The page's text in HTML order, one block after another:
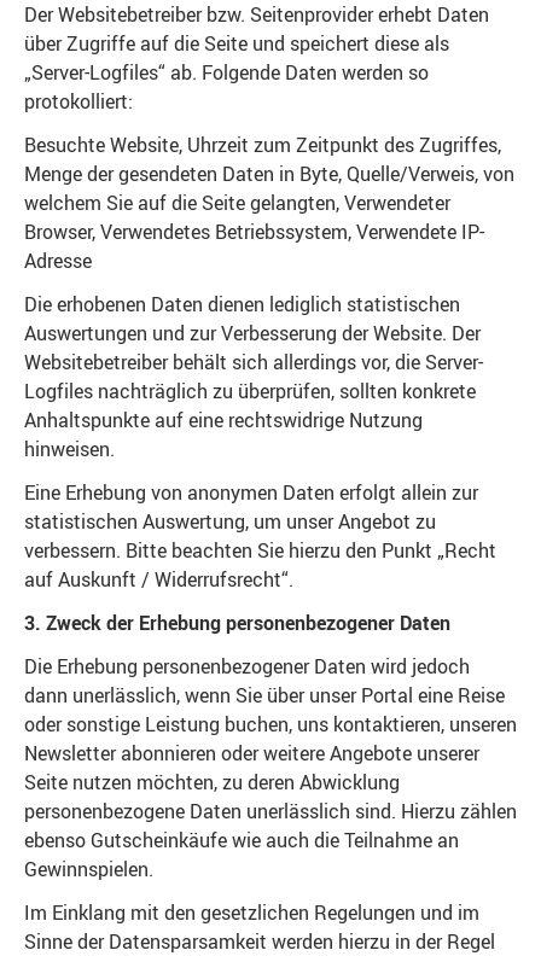
Der Websitebetreiber bzw. Seitenprovider erhebt Daten
über Zugriffe auf die Seite und speichert diese als
„Server-Logfiles“ ab. Folgende Daten werden so
protokolliert:
Besuchte Website, Uhrzeit zum Zeitpunkt des Zugriffes,
Menge der gesendeten Daten in Byte, Quelle/Verweis, von
welchem Sie auf die Seite gelangten, Verwendeter
Browser, Verwendetes Betriebssystem, Verwendete IP-
Adresse
Die erhobenen Daten dienen lediglich statistischen
Auswertungen und zur Verbesserung der Website. Der
Websitebetreiber behält sich allerdings vor, die Server-
Logfiles nachträglich zu überprüfen, sollten konkrete
Anhaltspunkte auf eine rechtswidrige Nutzung
hinweisen.
Eine Erhebung von anonymen Daten erfolgt allein zur
statistischen Auswertung, um unser Angebot zu
verbessern. Bitte beachten Sie hierzu den Punkt „Recht
auf Auskunft / Widerrufsrecht“.
3. Zweck der Erhebung personenbezogener Daten
Die Erhebung personenbezogener Daten wird jedoch
dann unerlässlich, wenn Sie über unser Portal eine Reise
oder sonstige Leistung buchen, uns kontaktieren, unseren
Newsletter abonnieren oder weitere Angebote unserer
Seite nutzen möchten, zu deren Abwicklung
personenbezogene Daten unerlässlich sind. Hierzu zählen
ebenso Gutscheinkäufe wie auch die Teilnahme an
Gewinnspielen.
Im Einklang mit den gesetzlichen Regelungen und im
Sinne der Datensparsamkeit werden hierzu in der Regel